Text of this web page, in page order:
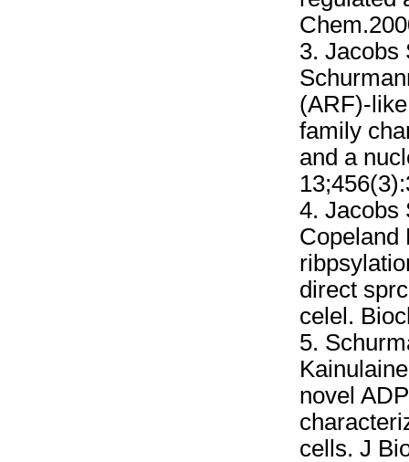
3. Jacobs
(ARF)-
family
and a
4. Jacobs
Copeland
direct
celel.
5.
novel
cells. J